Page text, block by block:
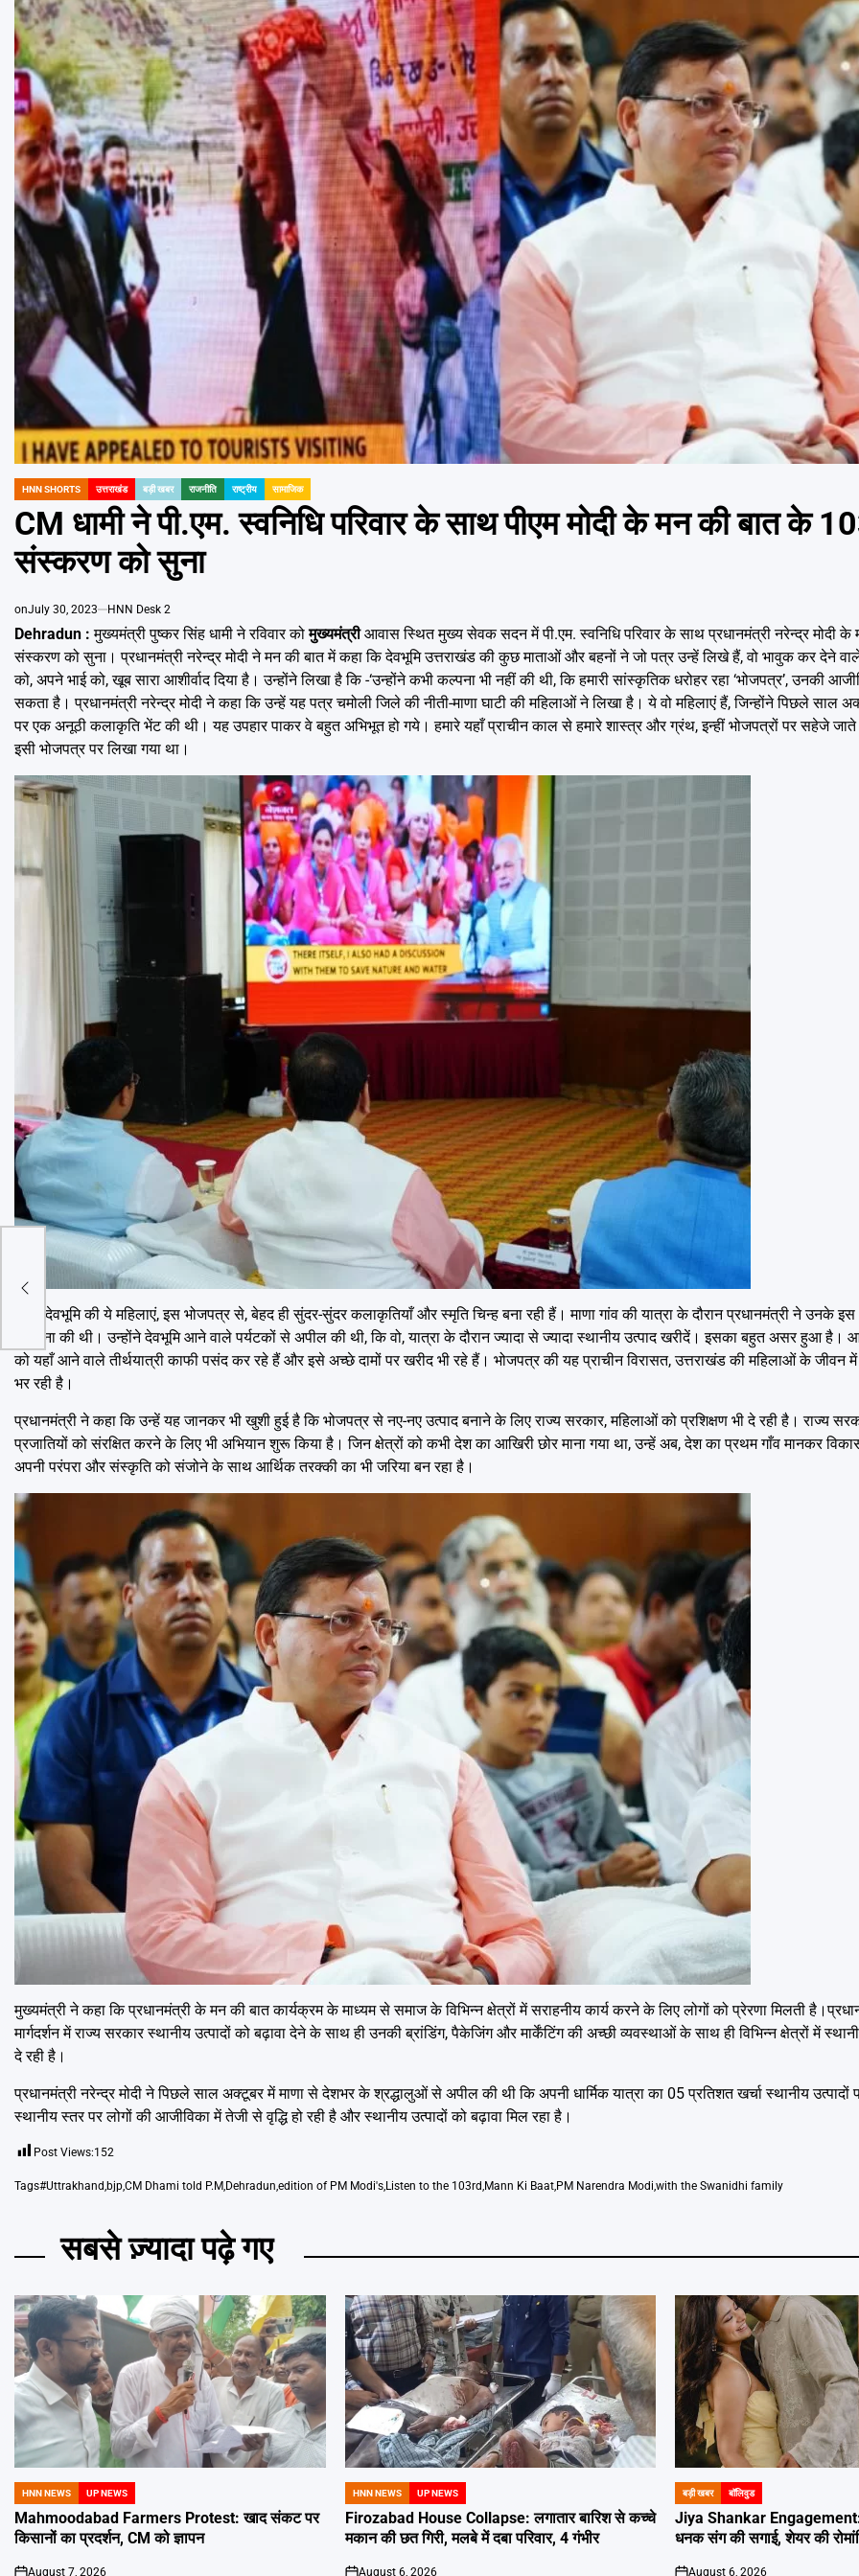
POSTED
HNN SHORTS उत्तराखंड बड़ी खबर राजनीति राष्ट्रीय सामाजिक
CM धामी ने पी.एम. स्वनिधि परिवार के साथ पीएम मोदी के मन की बात के
संस्करण को सुना
onJuly 30, 2023 HNN Desk 2
Dehradun :मुख्यमंत्री पुष्कर सिंह धामी ने रविवार कोमुख्यमंत्रीआवास स्थित मुख्य सेवक सदन में पी.एम. स्वनिधि परिवार के साथ प्रधानमंत्री नरेन्द्र मोदी
संस्करण को सुना। प्रधानमंत्री नरेन्द्र मोदी ने मन की बात में कहा कि देवभूमि उत्तराखंड की कुछ माताओं और बहनों ने जो पत्र उन्हें लिखे हैं, वो भावुक कर देने
को, अपने भाई को, खूब सारा आशीर्वाद दिया है। उन्होंने लिखा है कि -‘उन्होंने कभी कल्पना भी नहीं की थी, कि हमारी सांस्कृतिक धरोहर रहा ‘भोजपत्र’, उनकी
सकता है। प्रधानमंत्री नरेन्द्र मोदी ने कहा कि उन्हें यह पत्र चमोली जिले की नीती-माणा घाटी की महिलाओं ने लिखा है। ये वो महिलाएं हैं, जिन्होंने पिछले साल
पर एक अनूठी कलाकृति भेंट की थी। यह उपहार पाकर वे बहुत अभिभूत हो गये। हमारे यहाँ प्राचीन काल से हमारे शास्त्र और ग्रंथ, इन्हीं भोजपत्रों पर सहेजे जाते
इसी भोजपत्र पर लिखा गया था।
आज, देवभूमि की ये महिलाएं, इस भोजपत्र से, बेहद ही सुंदर-सुंदर कलाकृतियाँ और स्मृति चिन्ह बना रही हैं। माणा गांव की यात्रा के दौरान प्रधानमंत्री ने उनके
सराहना की थी। उन्होंने देवभूमि आने वाले पर्यटकों से अपील की थी, कि वो, यात्रा के दौरान ज्यादा से ज्यादा स्थानीय उत्पाद खरीदें। इसका बहुत असर हुआ है।
को यहाँ आने वाले तीर्थयात्री काफी पसंद कर रहे हैं और इसे अच्छे दामों पर खरीद भी रहे हैं। भोजपत्र की यह प्राचीन विरासत, उत्तराखंड की महिलाओं के जीवन
भर रही है।
प्रधानमंत्री ने कहा कि उन्हें यह जानकर भी खुशी हुई है कि भोजपत्र से नए-नए उत्पाद बनाने के लिए राज्य सरकार, महिलाओं को प्रशिक्षण भी दे रही है। राज्य
प्रजातियों को संरक्षित करने के लिए भी अभियान शुरू किया है। जिन क्षेत्रों को कभी देश का आखिरी छोर माना गया था, उन्हें अब, देश का प्रथम गाँव मानकर
अपनी परंपरा और संस्कृति को संजोने के साथ आर्थिक तरक्की का भी जरिया बन रहा है।
मुख्यमंत्री ने कहा कि प्रधानमंत्री के मन की बात कार्यक्रम के माध्यम से समाज के विभिन्न क्षेत्रों में सराहनीय कार्य करने के लिए लोगों को प्रेरणा मिलती
मार्गदर्शन में राज्य सरकार स्थानीय उत्पादों को बढ़ावा देने के साथ ही उनकी ब्रांडिंग, पैकेजिंग और मार्केंटिंग की अच्छी व्यवस्थाओं के साथ ही विभिन्न क्षेत्रों में
दे रही है।
प्रधानमंत्री नरेन्द्र मोदी ने पिछले साल अक्टूबर में माणा से देशभर के श्रद्धालुओं से अपील की थी कि अपनी धार्मिक यात्रा का 05 प्रतिशत खर्चा स्थानीय
स्थानीय स्तर पर लोगों की आजीविका में तेजी से वृद्धि हो रही है और स्थानीय उत्पादों को बढ़ावा मिल रहा है।
Post Views:152
Tags#Uttrakhand bjpCM Dhami told P.M Dehradun edition of PM Modi's Listen to the 103rd Mann Ki Baat PM Narendra Modi with the Swanidhi family
सबसे ज़्यादा पढ़े गए
POSTED
IN
HNN NEWS UP NEWS
Mahmoodabad Farmers Protest: खाद संकट पर
किसानों का प्रदर्शन, CM को ज्ञापन
August 7, 2026
POSTED
IN
HNN NEWS UP NEWS
Firozabad House Collapse: लगातार बारिश से कच्चे
मकान की छत गिरी, मलबे में दबा परिवार, 4 गंभीर
August 6, 2026
POSTED
IN
बड़ी खबर बॉलिवुड
Jiya Shankar
धनक संग की सगाई, शेयर की
August 6, 2026